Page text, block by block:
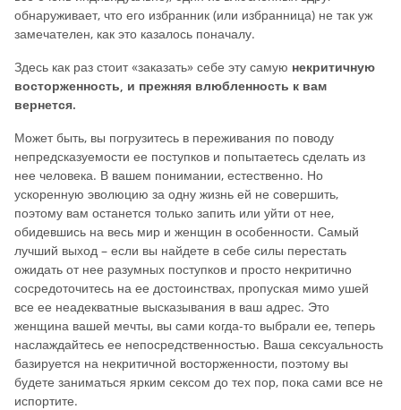
обнаруживает, что его избранник (или избранница) не так уж
замечателен, как это казалось поначалу.
Здесь как раз стоит «заказать» себе эту самую некритичную
восторженность, и прежняя влюбленность к вам
вернется.
Может быть, вы погрузитесь в переживания по поводу
непредсказуемости ее поступков и попытаетесь сделать из
нее человека. В вашем понимании, естественно. Но
ускоренную эволюцию за одну жизнь ей не совершить,
поэтому вам останется только запить или уйти от нее,
обидевшись на весь мир и женщин в особенности. Самый
лучший выход – если вы найдете в себе силы перестать
ожидать от нее разумных поступков и просто некритично
сосредоточитесь на ее достоинствах, пропуская мимо ушей
все ее неадекватные высказывания в ваш адрес. Это
женщина вашей мечты, вы сами когда-то выбрали ее, теперь
наслаждайтесь ее непосредственностью. Ваша сексуальность
базируется на некритичной восторженности, поэтому вы
будете заниматься ярким сексом до тех пор, пока сами все не
испортите.